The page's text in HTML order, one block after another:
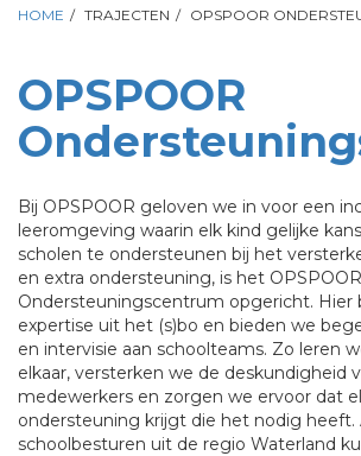
HOME / TRAJECTEN / OPSPOOR
OPSPOOR
Bij OPSPOOR geloven we in voor een
leeromgeving waarin elk kind gelijke
scholen te ondersteunen bij het
en extra ondersteuning, is het OPSPOOR
Ondersteuningscentrum opgericht. Hier
expertise uit het (s)bo en bieden we
en intervisie aan schoolteams. Zo leren
elkaar, versterken we de deskundigheid
medewerkers en zorgen we ervoor dat
ondersteuning krijgt die het nodig heeft.
schoolbesturen uit de regio Waterland